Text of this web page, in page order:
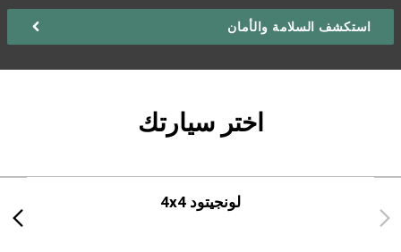
استكشف السلامة والأمان
اختر سيارتك
Previous
لونجيتود 4x4
Next